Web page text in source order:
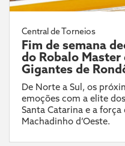
Central de Torneios
Fim de semana
do Robalo Master
Gigantes de
De Norte a Sul, os
emoções com a elite
Santa Catarina e a
Machadinho d’Oeste.